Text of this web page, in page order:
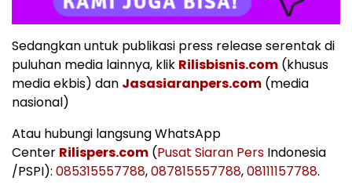
Sedangkan untuk publikasi press release serentak di
puluhan media lainnya, klik Rilisbisnis.com (khusus
media ekbis) dan Jasasiaranpers.com (media
nasional)
Atau hubungi langsung WhatsApp
Center Rilispers.com (Pusat Siaran Pers Indonesia
/PSPI): 085315557788,087815557788,08111157788.